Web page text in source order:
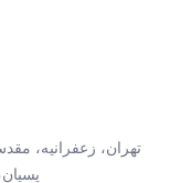
تهران، زعفرانیه،
پسیان، پلاک